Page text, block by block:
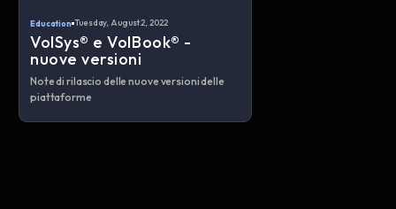
Education Tuesday, August 2, 2022
VolSys® e VolBook® -
nuove versioni
Note di rilascio delle nuove versioni delle
piattaforme